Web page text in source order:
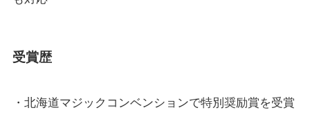
受賞歴
・北海道マジックコンベンションで特別奨励賞を受賞